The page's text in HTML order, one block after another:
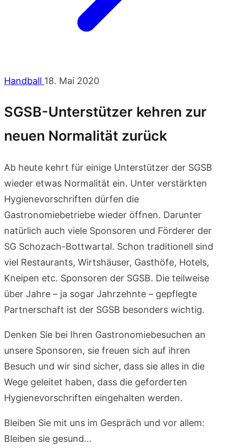
Handball 18. Mai 2020
SGSB-Unterstützer kehren zur
neuen Normalität zurück
Ab heute kehrt für einige Unterstützer der SGSB
wieder etwas Normalität ein. Unter verstärkten
Hygienevorschriften dürfen die
Gastronomiebetriebe wieder öffnen. Darunter
natürlich auch viele Sponsoren und Förderer der
SG Schozach-Bottwartal. Schon traditionell sind
viel Restaurants, Wirtshäuser, Gasthöfe, Hotels,
Kneipen etc. Sponsoren der SGSB. Die teilweise
über Jahre – ja sogar Jahrzehnte – gepflegte
Partnerschaft ist der SGSB besonders wichtig.
Denken Sie bei Ihren Gastronomiebesuchen an
unsere Sponsoren, sie freuen sich auf ihren
Besuch und wir sind sicher, dass sie alles in die
Wege geleitet haben, dass die geforderten
Hygienevorschriften eingehalten werden.
Bleiben Sie mit uns im Gespräch und vor allem:
Bleiben sie gesund…